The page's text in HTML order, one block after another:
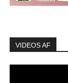
VIDEOS AF